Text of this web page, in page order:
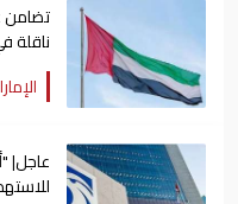
تضامن
عاجل|